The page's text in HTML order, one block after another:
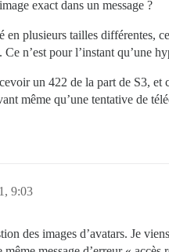
exact dans un message ?
en plusieurs tailles différentes,
n’est pour l’instant qu’une
un 422 de la part de S3, et
même qu’une tentative de
9:03
des images d’avatars. Je